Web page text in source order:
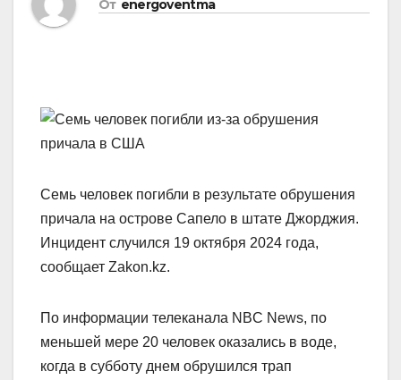
От energoventma
Семь человек погибли в результате обрушения
причала на острове Сапело в штате Джорджия.
Инцидент случился 19 октября 2024 года,
сообщает Zakon.kz.
По информации телеканала NBC News, по
меньшей мере 20 человек оказались в воде,
когда в субботу днем обрушился трап